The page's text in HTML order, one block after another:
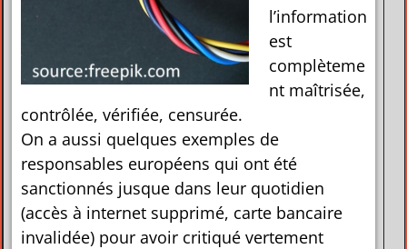
l’information
est
complèteme
nt maîtrisée,
contrôlée, vérifiée, censurée.
On a aussi quelques exemples de
responsables européens qui ont été
sanctionnés jusque dans leur quotidien
(accès à internet supprimé, carte bancaire
invalidée) pour avoir critiqué vertement